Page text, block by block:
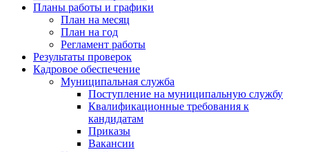
Планы работы и графики
План на месяц
План на год
Регламент работы
Результаты проверок
Кадровое обеспечение
Муниципальная служба
Поступление на муниципальную службу
Квалификационные требования к
кандидатам
Приказы
Вакансии